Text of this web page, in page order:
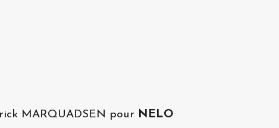
MARQUADSEN pour NELO